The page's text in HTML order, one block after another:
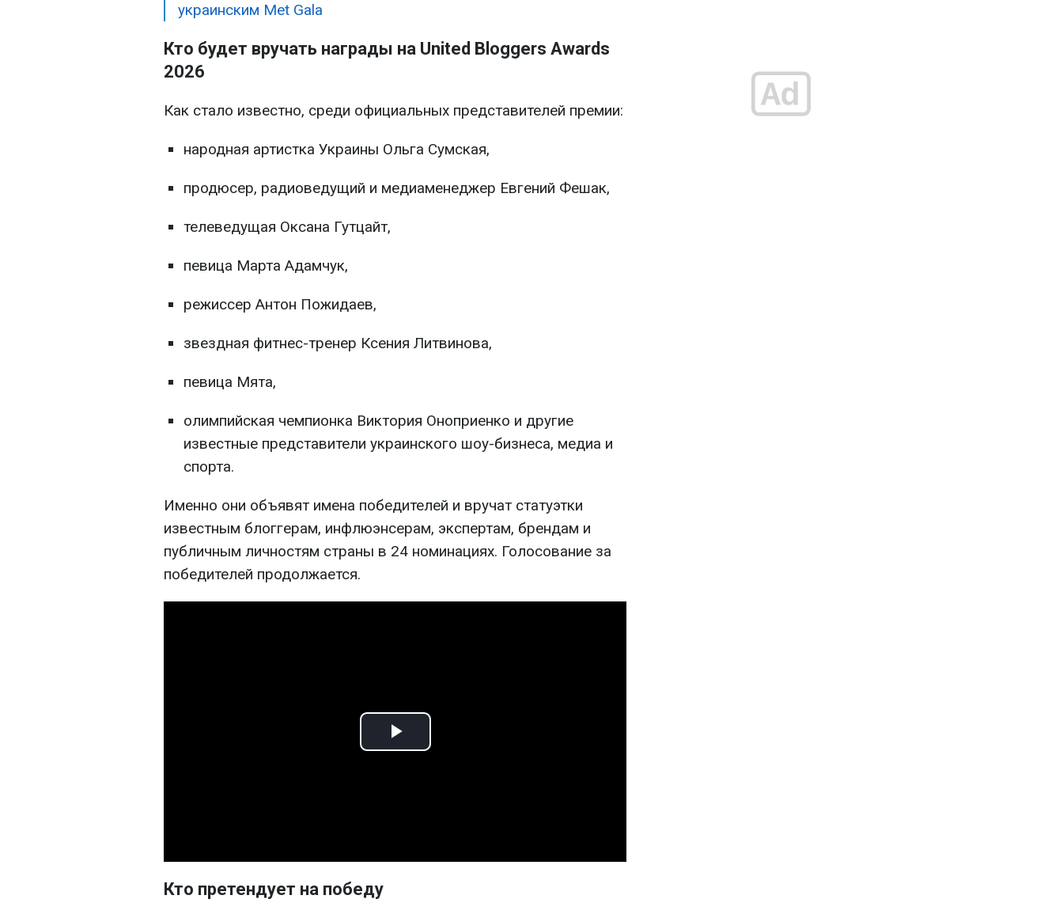
украинским Met Gala
Кто будет вручать награды на United Bloggers Awards
2026
Как стало известно, среди официальных представителей премии:
народная артистка Украины Ольга Сумская,
продюсер, радиоведущий и медиаменеджер Евгений Фешак,
телеведущая Оксана Гутцайт,
певица Марта Адамчук,
режиссер Антон Пожидаев,
звездная фитнес-тренер Ксения Литвинова,
певица Мята,
олимпийская чемпионка Виктория Оноприенко и другие
известные представители украинского шоу-бизнеса, медиа и
спорта.
Именно они объявят имена победителей и вручат статуэтки
известным блоггерам, инфлюэнсерам, экспертам, брендам и
публичным личностям страны в 24 номинациях. Голосование за
победителей продолжается.
Play
Кто претендует на победу